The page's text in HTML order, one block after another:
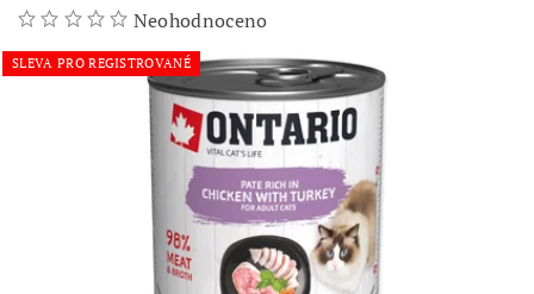
Neohodnoceno
SLEVA PRO REGISTROVANÉ